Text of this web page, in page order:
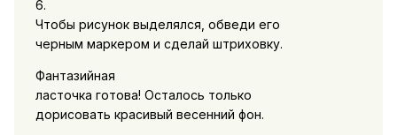
6.
Чтобы рисунок выделялся, обведи его
черным маркером и сделай штриховку.
Фантазийная
ласточка готова! Осталось только
дорисовать красивый весенний фон.